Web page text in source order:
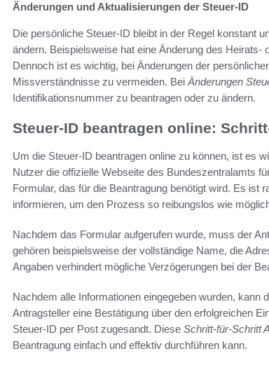
Änderungen und Aktualisierungen der Steuer-ID
Die persönliche Steuer-ID bleibt in der Regel konstant
ändern. Beispielsweise hat eine Änderung des
Dennoch ist es wichtig, bei Änderungen der
Missverständnisse zu vermeiden. Bei Änderungen
Identifikationsnummer zu beantragen oder zu ändern.
Steuer-ID beantragen online:
Um die Steuer-ID beantragen online zu können, ist es
Nutzer die offizielle Webseite des Bundeszentralamts
Formular, das für die Beantragung benötigt wird. Es
informieren, um den Prozess so reibungslos wie
Nachdem das Formular aufgerufen wurde, muss der
gehören beispielsweise der vollständige Name, die
Angaben verhindert mögliche Verzögerungen bei der
Nachdem alle Informationen eingegeben wurden,
Antragsteller eine Bestätigung über den erfolgreichen
Steuer-ID per Post zugesandt. Diese Schritt-für-Schritt
Beantragung einfach und effektiv durchführen kann.